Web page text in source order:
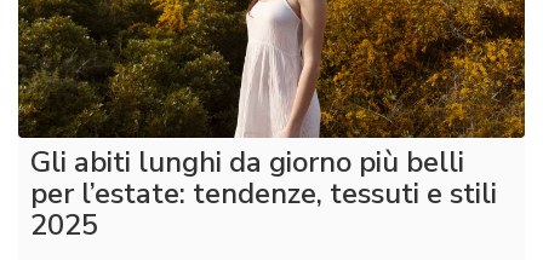
Gli abiti lunghi da giorno più belli
per l’estate: tendenze, tessuti e stili
2025